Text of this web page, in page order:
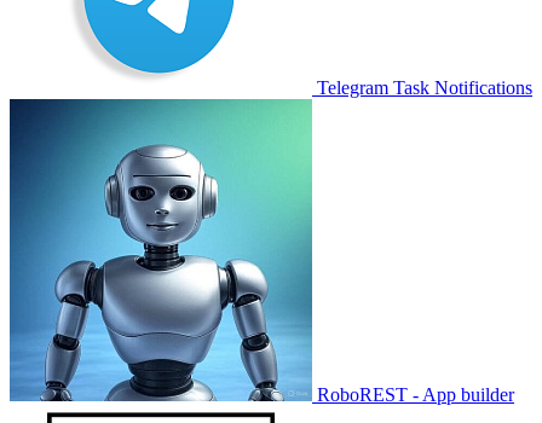
Telegram Task Notifications
RoboREST - App builder